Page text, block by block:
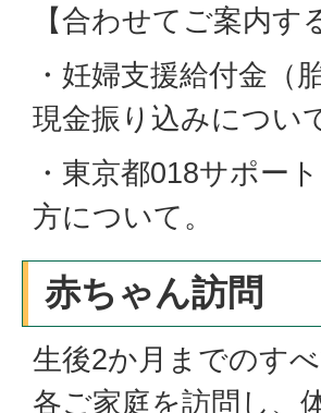
【合わせてご案内す
・妊婦支援給付金（
現金振り込みについ
・東京都018サポー
方について。
赤ちゃん訪問
生後2か月までのす
各ご家庭を訪問し、